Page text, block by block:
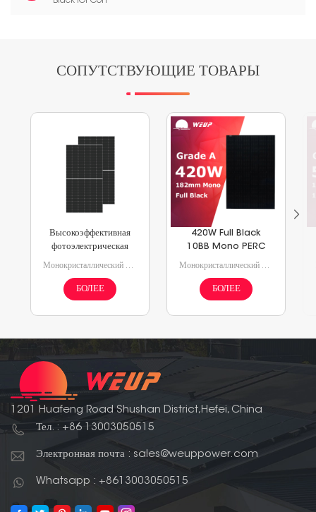
СОПУТСТВУЮЩИЕ ТОВАРЫ
Высокоэффективная
фотоэлектрическая
панель 9bb Mono
мощностью 550 Вт с
половинной ячейкой
Монокристаллический MBB с ячейками 182 мм. Технология Mono PERC Half-Cut, 144 ячейки 525 Вт 530 Вт 540 Вт 550 Вт.
БОЛЕЕ
420W Full Black
10BB Mono PERC
182mm Half Cell PV
Монокристаллический MBB с ячейками 182 мм Mono PERC Half-cut Technology, 108 ячеек 410 Вт, 415 Вт, 420 Вт.
БОЛЕЕ
1201 Huafeng Road Shushan District,Hefei, China
Тел. : +86 13003050515
Электронная почта : sales@weuppower.com
Whatsapp : +8613003050515